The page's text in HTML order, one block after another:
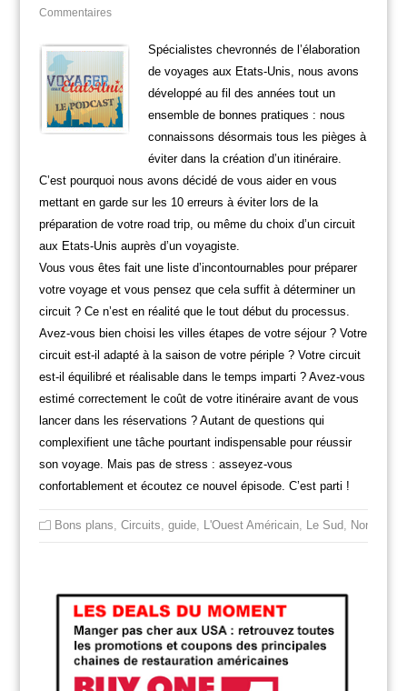
Commentaires
Spécialistes chevronnés de l’élaboration
de voyages aux Etats-Unis, nous avons
développé au fil des années tout un
ensemble de bonnes pratiques : nous
connaissons désormais tous les pièges à
éviter dans la création d’un itinéraire.
C’est pourquoi nous avons décidé de vous aider en vous
mettant en garde sur les 10 erreurs à éviter lors de la
préparation de votre road trip, ou même du choix d’un circuit
aux Etats-Unis auprès d’un voyagiste.
Vous vous êtes fait une liste d’incontournables pour préparer
votre voyage et vous pensez que cela suffit à déterminer un
circuit ? Ce n’est en réalité que le tout début du processus.
Avez-vous bien choisi les villes étapes de votre séjour ? Votre
circuit est-il adapté à la saison de votre périple ? Votre circuit
est-il équilibré et réalisable dans le temps imparti ? Avez-vous
estimé correctement le coût de votre itinéraire avant de vous
lancer dans les réservations ? Autant de questions qui
complexifient une tâche pourtant indispensable pour réussir
son voyage. Mais pas de stress : asseyez-vous
confortablement et écoutez ce nouvel épisode. C’est parti !
Bons plans Circuits guide, L'Ouest Américain, Le Sud Non